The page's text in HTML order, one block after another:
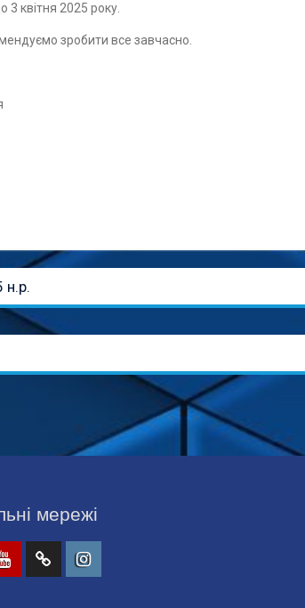
квітня 2025 року.
зробити все завчасно.
н.р.
мережі